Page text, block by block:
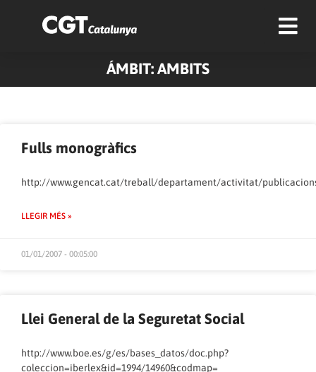
ÁMBIT: AMBITS
Fulls monogràfics
http://www.gencat.cat/treball/departament/activitat/
LLEGIR MÉS »
01/01/2007 - 00:05:00
Llei General de la Seguretat Social
http://www.boe.es/g/es/bases_datos/doc.php?
coleccion=iberlex&id=1994/14960&codmap=